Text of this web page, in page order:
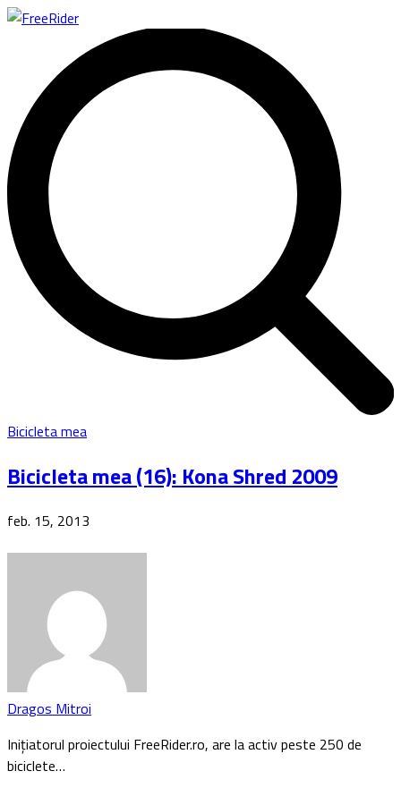
Bicicleta mea
Bicicleta mea (16): Kona Shred 2009
feb. 15, 2013
Dragos Mitroi
Inițiatorul proiectului FreeRider.ro, are la activ peste 250 de
biciclete…